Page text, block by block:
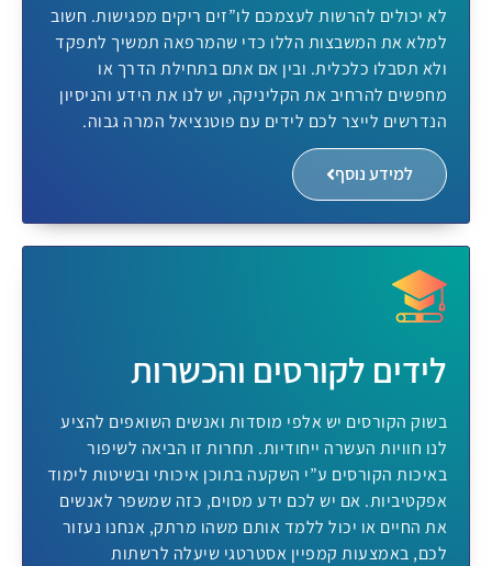
לא יכולים להרשות לעצמכם לו”זים ריקים מפגישות. חשוב
למלא את המשבצות הללו כדי שהמרפאה תמשיך לתפקד
ולא תסבלו כלכלית. ובין אם אתם בתחילת הדרך או
מחפשים להרחיב את הקליניקה, יש לנו את הידע והניסיון
הנדרשים לייצר לכם לידים עם פוטנציאל המרה גבוה.
למידע נוסף
לידים לקורסים והכשרות
בשוק הקורסים יש אלפי מוסדות ואנשים השואפים להציע
לנו חוויות העשרה ייחודיות. תחרות זו הביאה לשיפור
באיכות הקורסים ע”י השקעה בתוכן איכותי ובשיטות לימוד
אפקטיביות. אם יש לכם ידע מסוים, כזה שמשפר לאנשים
את החיים או יכול ללמד אותם משהו מרתק, אנחנו נעזור
לכם, באמצעות קמפיין אסטרטגי שיעלה לרשתות